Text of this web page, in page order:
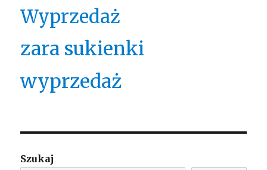
Wyprzedaż
zara sukienki
wyprzedaż
Szukaj